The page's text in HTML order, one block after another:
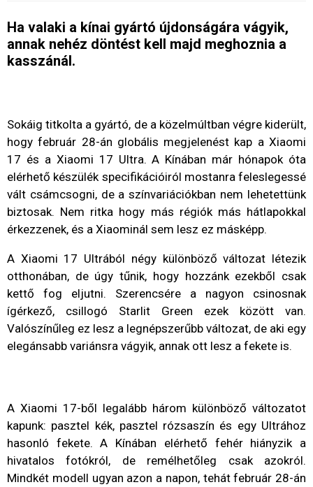
Ha valaki a kínai gyártó újdonságára vágyik,
annak nehéz döntést kell majd meghoznia a
kasszánál.
Sokáig titkolta a gyártó, de a közelmúltban végre kiderült,
hogy február 28-án globális megjelenést kap a Xiaomi
17 és a Xiaomi 17 Ultra. A Kínában már hónapok óta
elérhető készülék specifikációiról mostanra feleslegessé
vált csámcsogni, de a színvariációkban nem lehetettünk
biztosak. Nem ritka hogy más régiók más hátlapokkal
érkezzenek, és a Xiaominál sem lesz ez másképp.
A Xiaomi 17 Ultrából négy különböző változat létezik
otthonában, de úgy tűnik, hogy hozzánk ezekből csak
kettő fog eljutni. Szerencsére a nagyon csinosnak
ígérkező, csillogó Starlit Green ezek között van.
Valószínűleg ez lesz a legnépszerűbb változat, de aki egy
elegánsabb variánsra vágyik, annak ott lesz a fekete is.
A Xiaomi 17-ből legalább három különböző változatot
kapunk: pasztel kék, pasztel rózsaszín és egy Ultrához
hasonló fekete. A Kínában elérhető fehér hiányzik a
hivatalos fotókról, de remélhetőleg csak azokról.
Mindkét modell ugyan azon a napon, tehát február 28-án